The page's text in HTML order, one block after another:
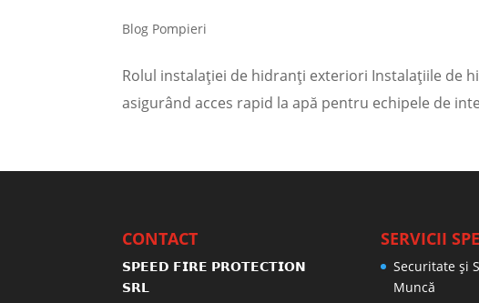
Blog Pompieri
Rolul instalației de hidranți exteriori Instalațiile de
asigurând acces rapid la apă pentru echipele de
CONTACT
𝗦𝗣𝗘𝗘𝗗 𝗙𝗜𝗥𝗘 𝗣𝗥𝗢𝗧𝗘𝗖𝗧𝗜𝗢𝗡
𝗦𝗥𝗟
SERVICII
Securitate și
Muncă